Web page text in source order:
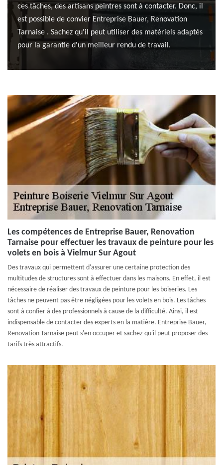
ces tâches, des artisans peintres sont à contacter. Donc, il
est possible de convier Entreprise Bauer, Renovation
Tarnaise . Sachez qu'il peut utiliser des matériels adaptés
pour la garantie d'un meilleur rendu de travail.
Les compétences de Entreprise Bauer, Renovation
Tarnaise pour effectuer les travaux de peinture pour les
volets en bois à Vielmur Sur Agout
Des travaux qui permettent d'assurer une certaine protection des
multitudes de structures sont à effectuer dans les maisons. En effet, il est
nécessaire de réaliser des travaux de peinture pour les boiseries. Les
tâches ne peuvent pas être négligées pour les volets en bois. Les tâches
sont à confier à des professionnels à cause de la difficulté. Ainsi, il est
indispensable de contacter des experts en la matière. Entreprise Bauer,
Renovation Tarnaise peut s'en occuper et sachez qu'il peut proposer des
tarifs très attractifs.